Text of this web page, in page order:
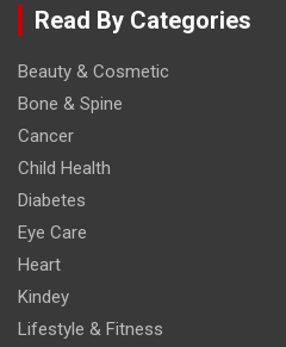
Read By Categories
Beauty & Cosmetic
Bone & Spine
Cancer
Child Health
Diabetes
Eye Care
Heart
Kindey
Lifestyle & Fitness